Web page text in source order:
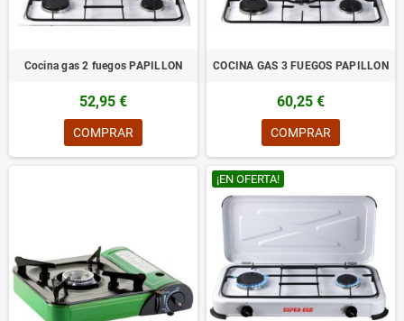
Cocina gas 2 fuegos PAPILLON
52,95 €
COMPRAR
COCINA GAS 3 FUEGOS PAPILLON
60,25 €
COMPRAR
¡EN OFERTA!